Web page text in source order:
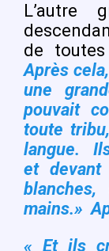
L’autre
de
Après
une
pouvait
toute
langue.
et devant
mains.»
« Et ils